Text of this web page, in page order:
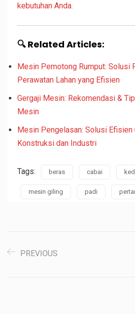
kebutuhan Anda.
🔍 Related Articles:
Mesin Pemotong Rumput: Solusi
Perawatan Lahan yang Efisien
Gergaji Mesin: Rekomendasi &
Mesin
Mesin Pengelasan: Solusi Efisien
Konstruksi dan Industri
Tags: beras cabai
mesin giling padi
PREVIOUS